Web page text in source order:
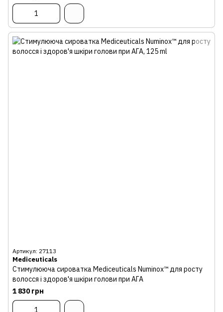
Артикул: 27113
Mediceuticals
Стимулююча сироватка Mediceuticals Numinox™ для росту
волосся і здоров'я шкіри голови при АГА
1 830 грн